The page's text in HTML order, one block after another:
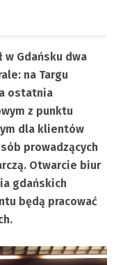
w Gdańsku dwa
na Targu
ostatnia
z punktu
dla klientów
prowadzących
Otwarcie biur
gdańskich
będą pracować